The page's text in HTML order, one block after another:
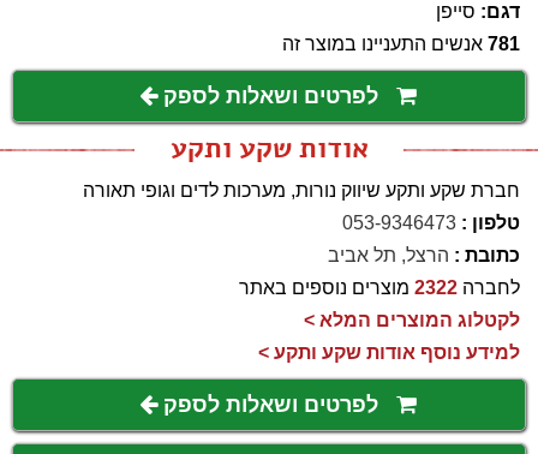
דגם: סייפן
781 אנשים התעניינו במוצר זה
לפרטים ושאלות לספק
אודות שקע ותקע
חברת שקע ותקע שיווק נורות, מערכות לדים וגופי תאורה
טלפון : 053-9346473
כתובת : הרצל, תל אביב
לחברה 2322 מוצרים נוספים באתר
לקטלוג המוצרים המלא >
למידע נוסף אודות שקע ותקע >
לפרטים ושאלות לספק